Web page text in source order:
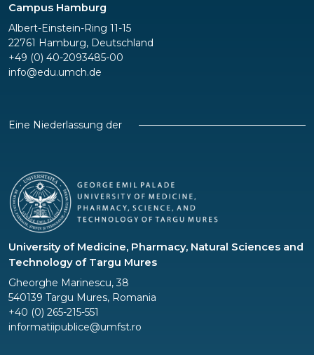
Campus Hamburg
Albert-Einstein-Ring 11-15
22761 Hamburg, Deutschland
+49 (0) 40-2093485-00
info@edu.umch.de
Eine Niederlassung der
University of Medicine, Pharmacy, Natural Sciences and
Technology of Targu Mures
Gheorghe Marinescu, 38
540139 Targu Mures, Romania
+40 (0) 265-215-551
informatiipublice@umfst.ro